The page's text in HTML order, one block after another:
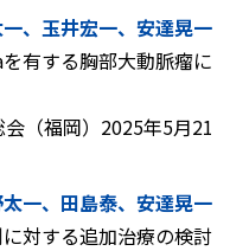
、玉井宏一、安達晃一
有する胸部大動脈瘤に
（福岡）2025年5月21
一、田島泰、安達晃一
対する追加治療の検討